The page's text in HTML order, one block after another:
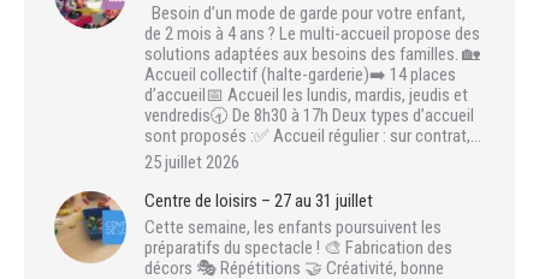
Besoin d’un mode de garde pour votre enfant,
de 2 mois à 4 ans ? Le multi-accueil propose des
solutions adaptées aux besoins des familles. 🏡
Accueil collectif (halte-garderie)➡️ 14 places
d’accueil📅 Accueil les lundis, mardis, jeudis et
vendredis🕣 De 8h30 à 17h Deux types d’accueil
sont proposés :✅ Accueil régulier : sur contrat,…
25 juillet 2026
Centre de loisirs – 27 au 31 juillet
Cette semaine, les enfants poursuivent les
préparatifs du spectacle ! 🎨 Fabrication des
décors 🎭 Répétitions 🤝 Créativité, bonne